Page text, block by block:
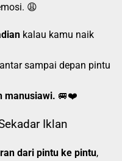
😩
kalau kamu naik
sampai depan pintu
manusiawi. 🚐❤️
Iklan
dari pintu ke pintu,